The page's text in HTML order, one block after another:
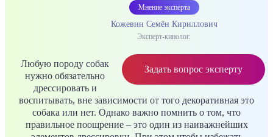
Мнение эксперта
Кожевин Семён Кириллович
Эксперт-кинолог.
Задать вопрос эксперту
Любую породу собак
нужно обязательно
дрессировать и
воспитывать, вне зависимости от того декоративная это
собака или нет. Однако важно помнить о том, что
правильное поощрение – это один из наиважнейших